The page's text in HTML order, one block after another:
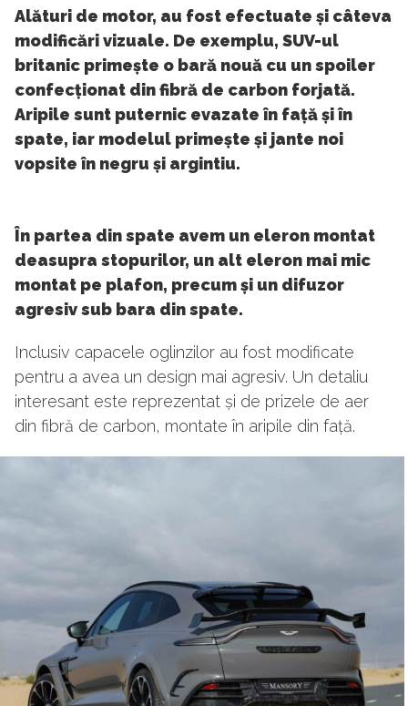
Alături de motor, au fost efectuate și câteva
modificări vizuale. De exemplu, SUV-ul
britanic primește o bară nouă cu un spoiler
confecționat din fibră de carbon forjată.
Aripile sunt puternic evazate în față și în
spate, iar modelul primește și jante noi
vopsite în negru și argintiu.
În partea din spate avem un eleron montat
deasupra stopurilor, un alt eleron mai mic
montat pe plafon, precum și un difuzor
agresiv sub bara din spate.
Inclusiv capacele oglinzilor au fost modificate
pentru a avea un design mai agresiv. Un detaliu
interesant este reprezentat și de prizele de aer
din fibră de carbon, montate în aripile din față.